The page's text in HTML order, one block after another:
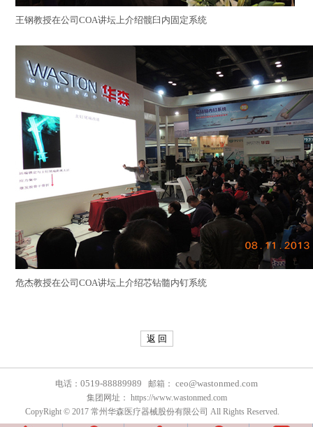
王钢教授在公司COA讲坛上介绍髋臼内固定系统
危杰教授在公司COA讲坛上介绍芯钻髓内钉系统
返 回
电话： 0519-88889989 邮箱： ceo@wastonmed.com
集团网址： https://www.wastonmed.com
CopyRight © 2017 常州华森医疗器械股份有限公司 All Rights Reserved.